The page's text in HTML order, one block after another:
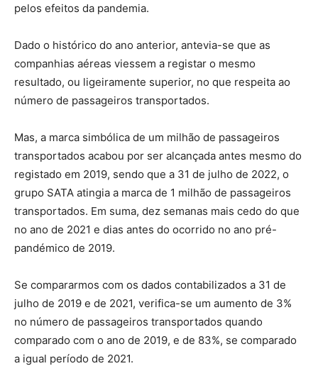
pelos efeitos da pandemia.
Dado o histórico do ano anterior, antevia-se que as
companhias aéreas viessem a registar o mesmo
resultado, ou ligeiramente superior, no que respeita ao
número de passageiros transportados.
Mas, a marca simbólica de um milhão de passageiros
transportados acabou por ser alcançada antes mesmo do
registado em 2019, sendo que a 31 de julho de 2022, o
grupo SATA atingia a marca de 1 milhão de passageiros
transportados. Em suma, dez semanas mais cedo do que
no ano de 2021 e dias antes do ocorrido no ano pré-
pandémico de 2019.
Se compararmos com os dados contabilizados a 31 de
julho de 2019 e de 2021, verifica-se um aumento de 3%
no número de passageiros transportados quando
comparado com o ano de 2019, e de 83%, se comparado
a igual período de 2021.